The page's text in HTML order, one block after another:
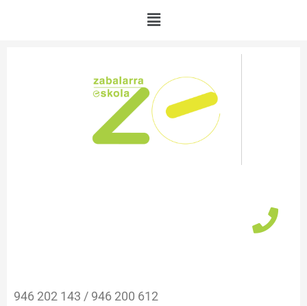
Menú
946 202 143 / 946 200 612